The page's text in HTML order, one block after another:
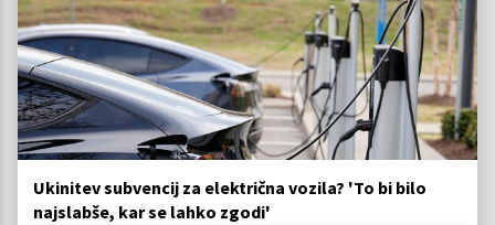
Ukinitev subvencij za električna vozila? 'To bi bilo
najslabše, kar se lahko zgodi'